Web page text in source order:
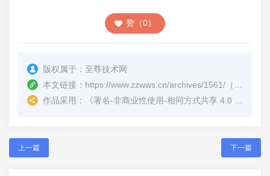
赞（0）
版权属于： 至尊技术网
本文链接： https://www.zzwws.cn/archives/1561/ （转载时请注明本文出处及文章链接）
作品采用：
《署名-非商业性使用-相同方式共享 4.0 国际 (CC BY-NC-SA 4.0)
上一篇 下一篇